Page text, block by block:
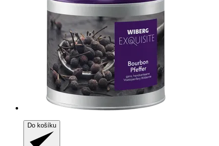
Do košíku